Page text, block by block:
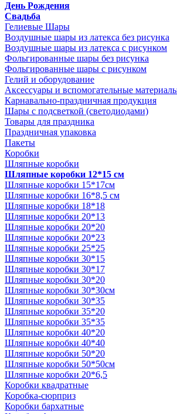
День Рождения
Свадьба
Гелиевые Шары
Воздушные шары из латекса без рисунка
Воздушные шары из латекса с рисунком
Фольгированные шары без рисунка
Фольгированные шары с рисунком
Гелий и оборудование
Аксессуары и вспомогательные
Карнавально-праздничная продукция
Шары с подсветкой (светодиодами)
Товары для праздника
Праздничная упаковка
Пакеты
Коробки
Шляпные коробки
Шляпные коробки 12*15 см
Шляпные коробки 15*17см
Шляпные коробки 16*8,5 см
Шляпные коробки 18*18
Шляпные коробки 20*13
Шляпные коробки 20*20
Шляпные коробки 20*23
Шляпные коробки 25*25
Шляпные коробки 30*15
Шляпные коробки 30*17
Шляпные коробки 30*20
Шляпные коробки 30*30см
Шляпные коробки 30*35
Шляпные коробки 35*20
Шляпные коробки 35*35
Шляпные коробки 40*20
Шляпные коробки 40*40
Шляпные коробки 50*20
Шляпные коробки 50*50см
Шляпные коробки 20*6,5
Коробки квадратные
Коробка-сюрприз
Коробки бархатные